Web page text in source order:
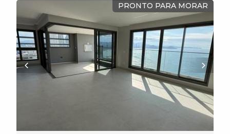
PRONTO PARA MORAR